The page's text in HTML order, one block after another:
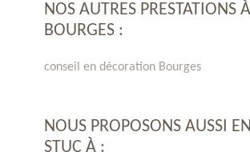
NOS AUTRES PRESTATIONS À
BOURGES :
conseil en décoration Bourges
NOUS PROPOSONS AUSSI
STUC À :